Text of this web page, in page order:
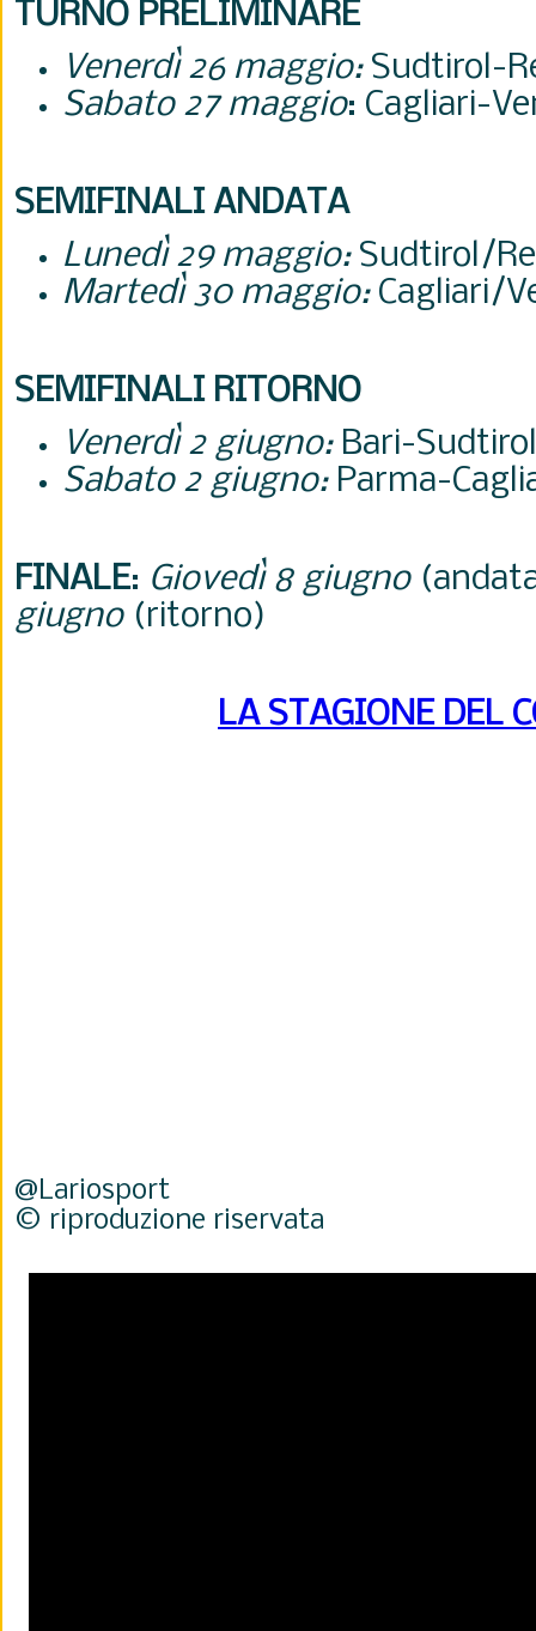
TURNO PRELIMINARE
Venerdì 26 maggio:Sudtirol-
Sabato 27 maggio: Cagliari-
SEMIFINALI ANDATA
Lunedì 29 maggio:Sudtirol/
Martedì 30 maggio:Cagliari/
SEMIFINALI RITORNO
Venerdì 2 giugno:Bari-
Sabato 2 giugno:Parma-
FINALE: Giovedì 8 giugno
giugno(ritorno)
LA STAGIONE DEL
@Lariosport
© riproduzione riservata